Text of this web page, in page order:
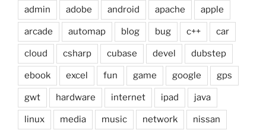
admin adobe android apache apple
arcade automap blog bug c++ car
cloud csharp cubase devel dubstep
ebook excel fun game google gps
gwt hardware internet ipad java
linux media music network nissan